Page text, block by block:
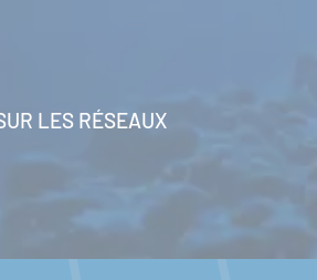
LES RÉSEAUX